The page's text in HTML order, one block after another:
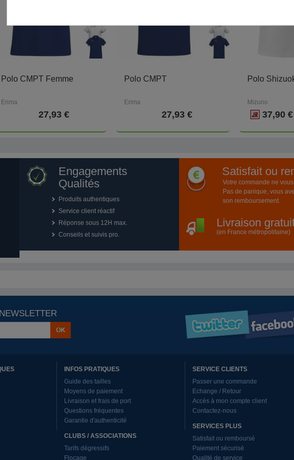
Polo CMPT Femme
Erima
27,93 €
Polo CMPT
Erima
27,93 €
Polo
Mizuno
37,90 €
Engagements
Qualités
Produits authentiques
Service client réactif
Réponse sous 12H max.
Conseils et suivis pro.
Satisfait ou
Votre commande ne
Pas de panique, vous
son remboursement.
Livraison
(en France métropolitaine)
INFOS PRATIQUES
Guide des tailles
Moyens de paiement
Livraison et frais de port
Questions fréquentes
Garantie d'authenticité
CLUBS / ASSOCIATIONS
Tarifs dégressifs
Flocage
SERVICE CLIENTS
Passer une commande
Echange / Retour
Accès à mon compte client
Contactez-nous
SERVICES PLUS
Satisfait ou remboursé
Paiement sécurisé
Qualité de service